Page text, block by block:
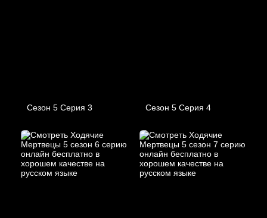
Сезон 5 Серия 3 Сезон 5 Серия 4